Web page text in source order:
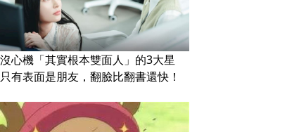
心機「其實根本雙面人」的3大星
有表面是朋友，翻臉比翻書還快！